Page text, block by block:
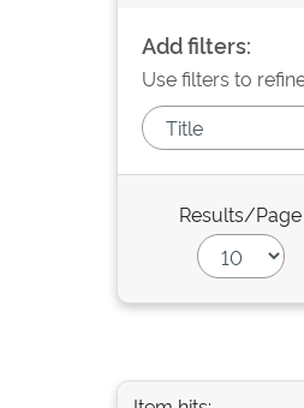
Add filters:
Use filters to
Results/Page